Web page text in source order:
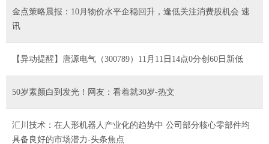
金点策略晨报：10月物价水平企稳回升，逢低关注消费股机会 速
讯
【异动提醒】唐源电气（300789）11月11日14点0分创60日新低
50岁素颜白到发光！网友：看着就30岁-热文
汇川技术：在人形机器人产业化的趋势中 公司部分核心零部件均
具备良好的市场潜力-头条焦点